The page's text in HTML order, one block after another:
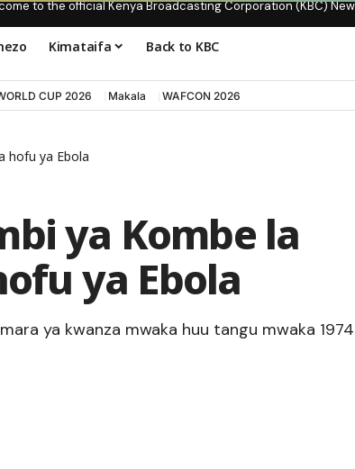
to the official Kenya Broadcasting Corporation (KBC)
Kimataifa Back to KBC
CUP 2026 Makala WAFCON 2026
hofu ya Ebola
ya Kombe la
ya Ebola
ya kwanza mwaka huu tangu mwaka